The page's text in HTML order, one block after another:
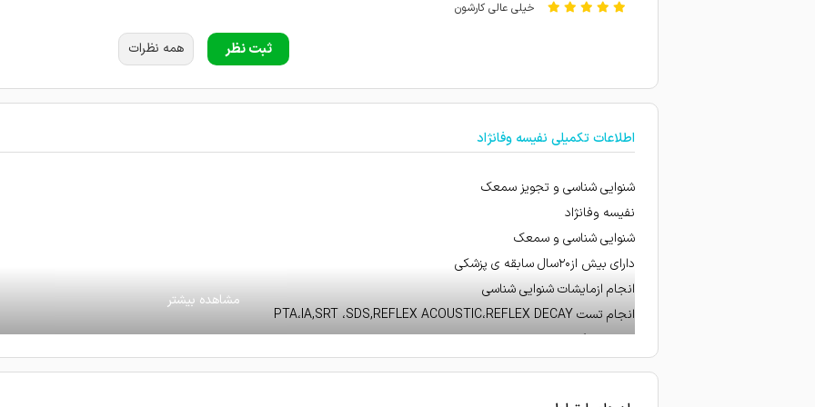
خیلی عالی کارشون
امتیاز درج شده است
امتیاز درج شده است
ثبت نظر همه نظرات
اطلاعات تکمیلی نفیسه وفانژاد
شنوایی شناسی و تجویز سمعک
نفیسه وفانژاد
شنوایی شناسی و سمعک
دارای بیش از۲۰سال سابقه ی پزشکی
انجام ازمایشات شنوایی شناسی
انجام تست PTA،IA,SRT ،SDS,REFLEX ACOUSTIC،REFLEX DECAY
انجام نوارگوش